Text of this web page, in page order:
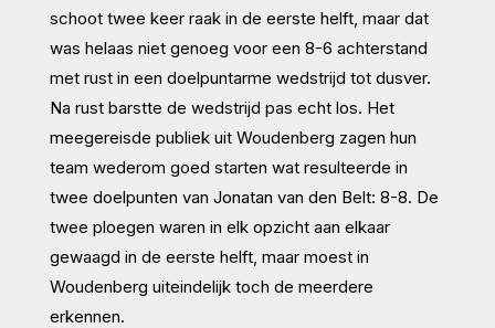
schoot twee keer raak in de eerste helft, maar dat
was helaas niet genoeg voor een 8-6 achterstand
met rust in een doelpuntarme wedstrijd tot dusver.
Na rust barstte de wedstrijd pas echt los. Het
meegereisde publiek uit Woudenberg zagen hun
team wederom goed starten wat resulteerde in
twee doelpunten van Jonatan van den Belt: 8-8. De
twee ploegen waren in elk opzicht aan elkaar
gewaagd in de eerste helft, maar moest in
Woudenberg uiteindelijk toch de meerdere
erkennen.